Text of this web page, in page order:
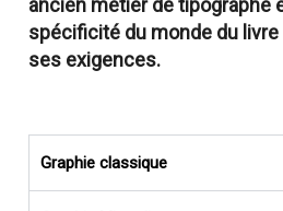
ancien métier de tipographe
spécificité du monde du
ses exigences.
Graphie classique